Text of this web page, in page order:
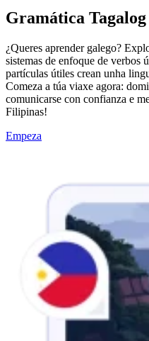
Gramática Tagalog
¿Queres aprender galego?
sistemas de enfoque de verbos
partículas útiles crean unha
Comeza a túa viaxe agora:
comunicarse con confianza e
Filipinas!
Empeza